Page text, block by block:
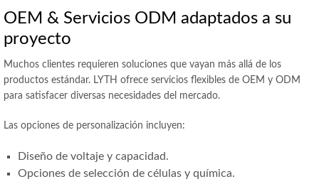
OEM & Servicios ODM adaptados a su
proyecto
Muchos clientes requieren soluciones que vayan más allá de los
productos estándar. LYTH ofrece servicios flexibles de OEM y ODM
para satisfacer diversas necesidades del mercado.
Las opciones de personalización incluyen:
Diseño de voltaje y capacidad.
Opciones de selección de células y química.